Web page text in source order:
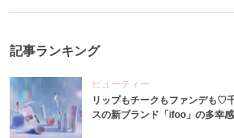
記事ランキング
ビューティー
リップもチークもファンデも♡
スの新ブランド「ifoo」の多幸